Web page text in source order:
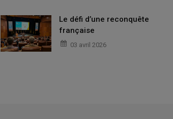
Le défi d’une reconquête
française
03 avril 2026